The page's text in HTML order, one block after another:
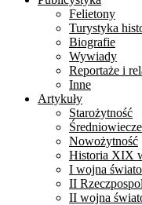
Felietony
Turystyka
Biografie
Wywiady
Reportaże i
Inne
Artykuły
Starożytność
Średniowiecze
Nowożytność
Historia XIX
I wojna
II
II wojna